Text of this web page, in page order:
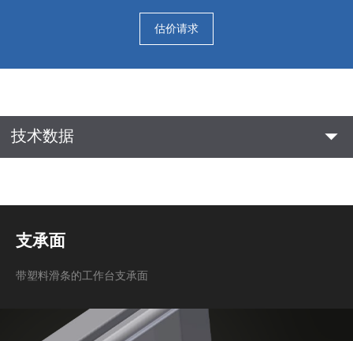
估价请求
技术数据 arrow_drop_down
支承面
带塑料滑条的工作台支承面